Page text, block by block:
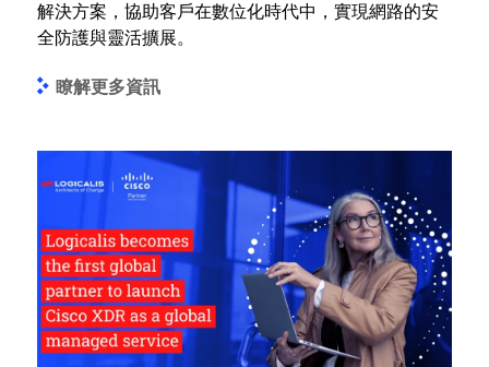
解決方案，協助客戶在數位化時代中，實現網路的安
全防護與靈活擴展。
瞭解更多資訊